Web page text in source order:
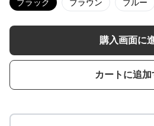
ブラック ブラウン ブルー
購入画面に
カートに追加